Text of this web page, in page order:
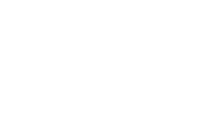
Такой двигатель меньше подвержен
и отличается пониженным уровнем
40V
всеми устройствами Greenworks G-MAX